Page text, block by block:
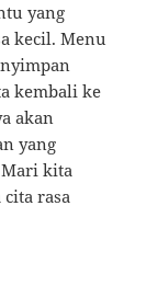
yang
kecil. Menu
kembali ke
akan
yang
kita
rasa